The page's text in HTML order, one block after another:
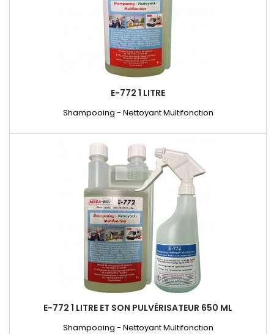
E-772 1 LITRE
Shampooing - Nettoyant Multifonction
E-772 1 LITRE ET SON PULVÉRISATEUR 650 ML
Shampooing - Nettoyant Multifonction